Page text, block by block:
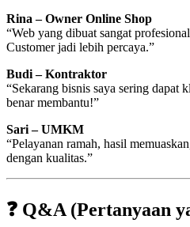
Rina – Owner Online Shop
“Web yang dibuat sangat
Customer jadi lebih percaya.”
Budi – Kontraktor
“Sekarang bisnis saya sering dapat
benar membantu!”
Sari – UMKM
“Pelayanan ramah, hasil
dengan kualitas.”
❓ Q&A (Pertanyaan